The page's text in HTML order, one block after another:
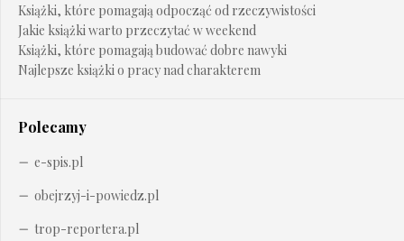
Książki, które pomagają odpocząć od rzeczywistości
Jakie książki warto przeczytać w weekend
Książki, które pomagają budować dobre nawyki
Najlepsze książki o pracy nad charakterem
Polecamy
e-spis.pl
obejrzyj-i-powiedz.pl
trop-reportera.pl